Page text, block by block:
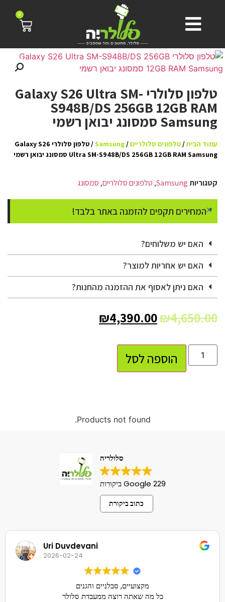
0
טלפון סלולרי Galaxy S26 Ultra SM-
S948B/DS 256GB 12GB RAM
Samsung סמסונג יבואן רשמי
עמוד הבית/טלפונים סלולריים/
Samsung
/ טלפון סלולרי Galaxy S26
Ultra SM-S948B/DS 256GB 12GB RAM Samsung סמסונג יבואן רשמי
קטגוריותSamsung
, טלפונים סלולריים, סמסונג
* המחירים תקפים להזמנה באתר בלבד!
×
האם יש משלוחים?
האם יש אחריות למוצר?
האם ניתן לאסוף את ההזמנה מהחנות?
₪4,650.00
₪4,390.00
הוספה לסל
Products not found.
סלולריה
229 Google ביקורות
כתוב ביקורת
Uri Duvdevani
2026-02-24
מקצועיים, סבלניים והגנים
כל מה שאתה רוצה ממעבדת סלולר